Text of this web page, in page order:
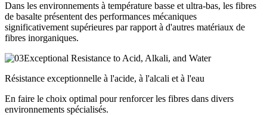
Dans les environnements à température basse et ultra-bas, les fibres
de basalte présentent des performances mécaniques
significativement supérieures par rapport à d'autres matériaux de
fibres inorganiques.
Résistance exceptionnelle à l'acide, à l'alcali et à l'eau
En faire le choix optimal pour renforcer les fibres dans divers
environnements spécialisés.